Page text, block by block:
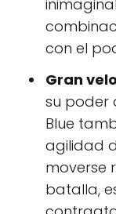
con el
Gran
su poder
Blue
agilidad
moverse
batalla,